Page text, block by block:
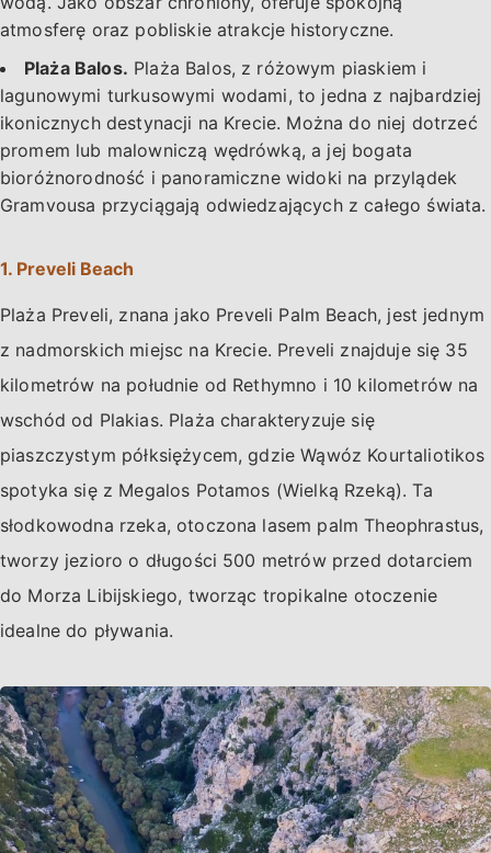
atmosferę oraz pobliskie atrakcje historyczne.
Plaża Balos. Plaża Balos, z różowym piaskiem i
lagunowymi turkusowymi wodami, to jedna z najbardziej
ikonicznych destynacji na Krecie. Można do niej dotrzeć
promem lub malowniczą wędrówką, a jej bogata
bioróżnorodność i panoramiczne widoki na przylądek
Gramvousa przyciągają odwiedzających z całego świata.
1. Preveli Beach
Plaża Preveli, znana jako Preveli Palm Beach, jest jednym
z nadmorskich miejsc na Krecie. Preveli znajduje się 35
kilometrów na południe od Rethymno i 10 kilometrów na
wschód od Plakias. Plaża charakteryzuje się
piaszczystym półksiężycem, gdzie Wąwóz Kourtaliotikos
spotyka się z Megalos Potamos (Wielką Rzeką). Ta
słodkowodna rzeka, otoczona lasem palm Theophrastus,
tworzy jezioro o długości 500 metrów przed dotarciem
do Morza Libijskiego, tworząc tropikalne otoczenie
idealne do pływania.